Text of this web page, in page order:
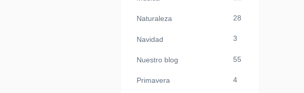
Naturaleza 28
Navidad 3
Nuestro blog 55
Primavera 4